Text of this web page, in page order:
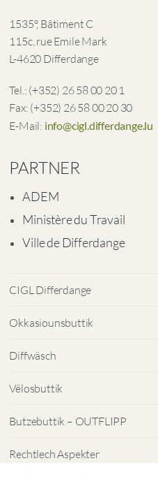
1535°, Bâtiment C
115c, rue Emile Mark
L-4620 Differdange
Tel.: (+352) 26 58 00 20 1
Fax: (+352) 26 58 00 20 30
E-Mail: info@cigl.differdange.lu
PARTNER
ADEM
Ministère du Travail
Ville de Differdange
CIGL Differdange
Okkasiounsbuttik
Diffwäsch
Vëlosbuttik
Butzebuttik – OUTFLIPP
Rechtlech Aspekter